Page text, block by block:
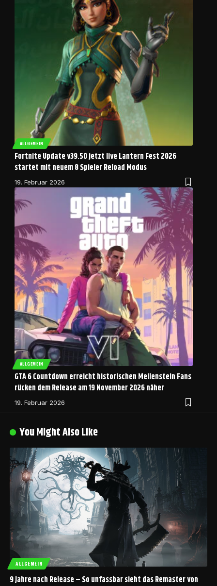
ALLGEMEIN
Fortnite Update v39.50 jetzt live Lantern Fest 2026
startet mit neuem 8 Spieler Reload Modus
19. Februar 2026
ALLGEMEIN
GTA 6 Countdown erreicht historischen Meilenstein Fans
rücken dem Release am 19 November 2026 näher
19. Februar 2026
You Might Also Like
ALLGEMEIN
9 Jahre nach Release – So unfassbar sieht das Remaster von